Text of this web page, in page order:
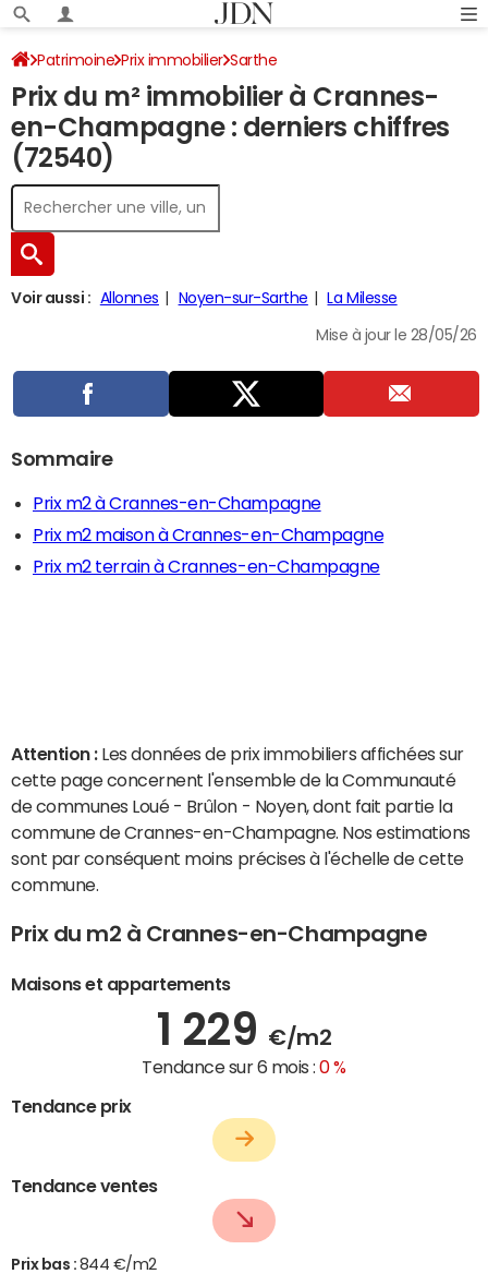
Patrimoine Prix immobilier Sarthe
Crannes-en-Champagne
Prix du m² immobilier à Crannes-
en-Champagne : derniers chiffres
(72540)
Voir aussi : Allonnes Noyen-sur-Sarthe La Milesse
Mise à jour le 28/05/26
Sommaire
Prix m2 à Crannes-en-Champagne
Prix m2 maison à Crannes-en-Champagne
Prix m2 terrain à Crannes-en-Champagne
Attention : Les données de prix immobiliers affichées sur
cette page concernent l'ensemble de la Communauté
de communes Loué - Brûlon - Noyen, dont fait partie la
commune de Crannes-en-Champagne. Nos estimations
sont par conséquent moins précises à l'échelle de cette
commune.
Prix du m2 à Crannes-en-Champagne
Maisons et appartements
1 229 €/m2
Tendance sur 6 mois :0 %
Tendance prix
Tendance ventes
Prix bas : 844 €/m2